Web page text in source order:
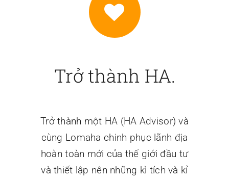
Trở thành HA.
Trở thành một HA (HA Advisor) và
cùng Lomaha chinh phục lãnh địa
hoàn toàn mới của thế giới đầu tư
và thiết lập nên những kì tích và kỉ